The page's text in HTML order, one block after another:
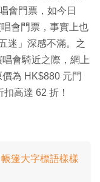
會門票，如今日
會門票，事實上也
迷」深感不滿。之
會騎近之際，網上
為 HK$880 元門
高達 62 折！
篷大字標語樣樣